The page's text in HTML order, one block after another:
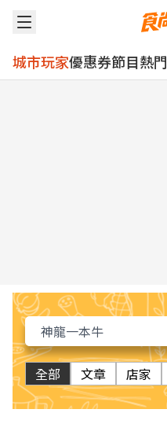
城市玩家優惠券節目熱門
全部 文章 店家